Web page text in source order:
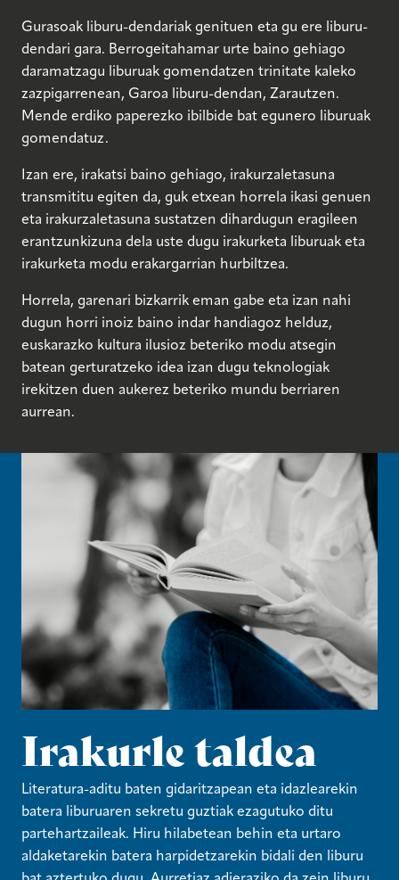
Gurasoak liburu-dendariak genituen eta gu ere liburu-
dendari gara. Berrogeitahamar urte baino gehiago
daramatzagu liburuak gomendatzen trinitate kaleko
zazpigarrenean, Garoa liburu-dendan, Zarautzen.
Mende erdiko paperezko ibilbide bat egunero liburuak
gomendatuz.
Izan ere, irakatsi baino gehiago, irakurzaletasuna
transmititu egiten da, guk etxean horrela ikasi genuen
eta irakurzaletasuna sustatzen dihardugun eragileen
erantzunkizuna dela uste dugu irakurketa liburuak eta
irakurketa modu erakargarrian hurbiltzea.
Horrela, garenari bizkarrik eman gabe eta izan nahi
dugun horri inoiz baino indar handiagoz helduz,
euskarazko kultura ilusioz beteriko modu atsegin
batean gerturatzeko idea izan dugu teknologiak
irekitzen duen aukerez beteriko mundu berriaren
aurrean.
Irakurle taldea
Literatura-aditu baten gidaritzapean eta idazlearekin
batera liburuaren sekretu guztiak ezagutuko ditu
partehartzaileak. Hiru hilabetean behin eta urtaro
aldaketarekin batera harpidetzarekin bidali den liburu